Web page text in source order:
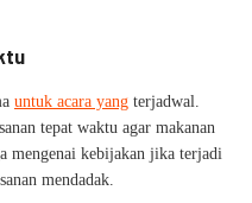
untuk acara yang terjadwal.
tepat waktu agar makanan
mengenai kebijakan jika terjadi
mendadak.